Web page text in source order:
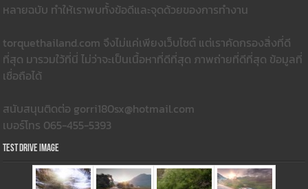
หลายฉบับ ทำให้เราพบทั้งข้อดีและจุดด้วยของการทำงาน
torquethailand.com จึงไม่แค่เพียงเว็บไซต์ แต่เราคัดกรองสิ่งที่ดี
ที่สุด มารวมใว้ที่นี่ ไม่ว่าจะเป็นเนื้อหาที่ดีที่สุด ภาพถ่ายที่ดีที่สุด ข้อมูลที่
เชื่อถือได้
สนับสนุนติดต่อ gorri180sx@hotmail.com
เบอร์โทร 065-455-5393
Test Drive Image